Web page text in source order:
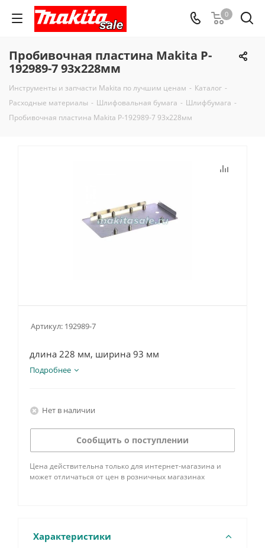
0
Пробивочная пластина Makita P-
192989-7 93x228мм
Инструменты и запчасти Makita по лучшим ценам - Каталог -
Расходные материалы - Шлифовальная бумага - Шлифбумага -
Пробивочная пластина Makita P-192989-7 93x228мм
Артикул: 192989-7
длина 228 мм, ширина 93 мм
Подробнее
Нет в наличии
Сообщить о поступлении
Цена действительна только для интернет-магазина и
может отличаться от цен в розничных магазинах
Характеристики